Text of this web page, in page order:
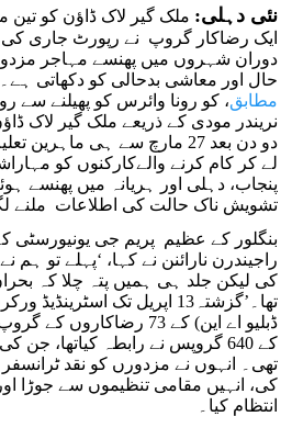
نئی دہلی: ملک گیر لاک ڈاؤن کو تین
ایک رضاکار گروپ نے رپورٹ جاری
دوران شہروں میں پھنسے مہاجر
حال اور معاشی بدحالی کو دکھاتی ہے۔
مطابق، کو رونا وائرس کو پھیلنے سے
نریندر مودی کے ذریعے ملک گیر لاک
دو دن بعد 27 مارچ سے ہی
لے کر کام کرنے والےکارکنوں کو
پنجاب، دہلی اور ہریانہ میں پھنسے
تشویش ناک حالت کی اطلاعات ملنے
بنگلور کے عظیم پریم جی یونیورسٹی
راجیندرن نارائنن نے کہا، ‘پہلے تو
کی لیکن جلد ہی ہمیں پتہ چلا کہ
تھا۔’گزشتہ13 اپریل تک
ڈبلیو اے این) کے 73
کی، انہیں مقامی تنظیموں سے جوڑا
انتظام کیا۔